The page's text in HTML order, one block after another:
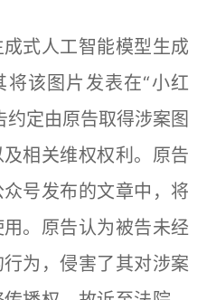
式人工智能模型生成
将该图片发表在“小红
约定由原告取得涉案图
相关维权权利。原告
号发布的文章中，将
。原告认为被告未经
为，侵害了其对涉案